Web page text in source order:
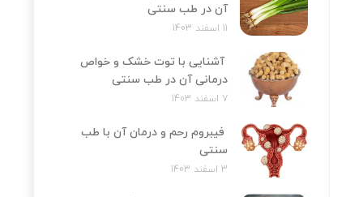
آن در طب سنتی
11 اسفند 1403
آشنایی با توت خشک و خواص
درمانی آن در طب سنتی
7 اسفند 1403
فیبروم رحم و درمان آن با طب
سنتی
3 اسفند 1403